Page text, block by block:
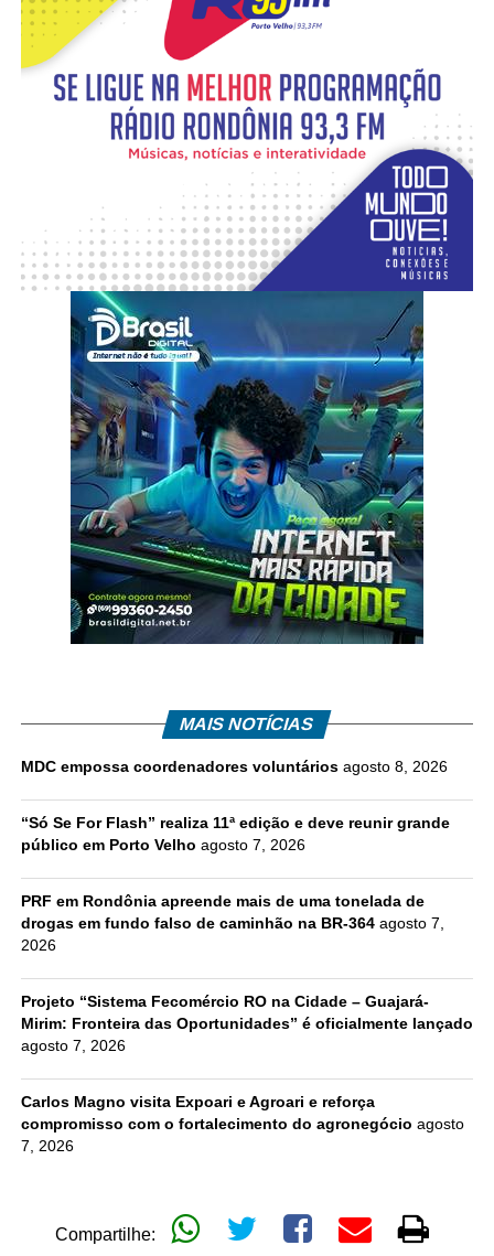
MAIS NOTÍCIAS
MDC empossa coordenadores voluntários agosto 8, 2026
“Só Se For Flash” realiza 11ª edição e deve reunir grande
público em Porto Velho agosto 7, 2026
PRF em Rondônia apreende mais de uma tonelada de
drogas em fundo falso de caminhão na BR-364 agosto 7,
2026
Projeto “Sistema Fecomércio RO na Cidade – Guajará-
Mirim: Fronteira das Oportunidades” é oficialmente lançado
agosto 7, 2026
Carlos Magno visita Expoari e Agroari e reforça
compromisso com o fortalecimento do agronegócio agosto
7, 2026
Compartilhe: